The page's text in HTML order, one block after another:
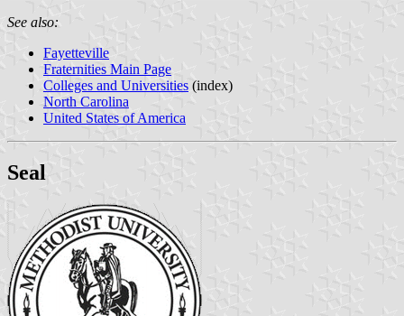
See also:
Fayetteville
Fraternities Main Page
Colleges and Universities (index)
North Carolina
United States of America
Seal